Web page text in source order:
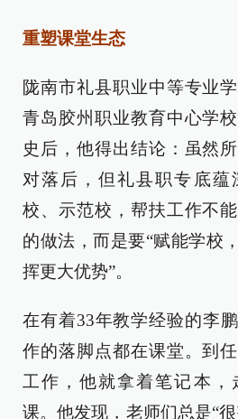
重塑课堂生态
陇南市礼县职业中等专业
青岛胶州职业教育中心学
史后，他得出结论：虽然
对落后，但礼县职专底蕴
校、示范校，帮扶工作不
的做法，而是要“赋能学校
挥更大优势”。
在有着33年教学经验的李
作的落脚点都在课堂。到
工作，他就拿着笔记本，
课。他发现，老师们总是“